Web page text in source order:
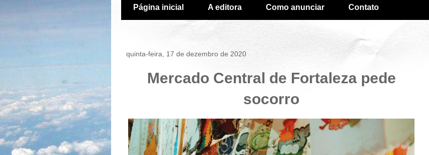
Página inicial A editora Como anunciar Contato
quinta-feira, 17 de dezembro de 2020
Mercado Central de Fortaleza pede
socorro